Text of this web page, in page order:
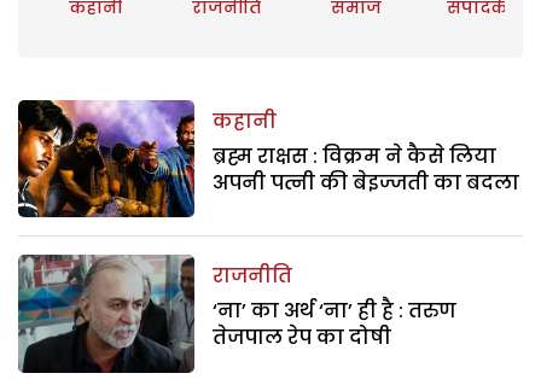
कहानी राजनीति समाज संपादकीय
कहानी
ब्रह्म राक्षस : विक्रम ने कैसे लिया
अपनी पत्नी की बेइज्जती का बदला
राजनीति
‘ना’ का अर्थ ‘ना’ ही है : तरुण
तेजपाल रेप का दोषी